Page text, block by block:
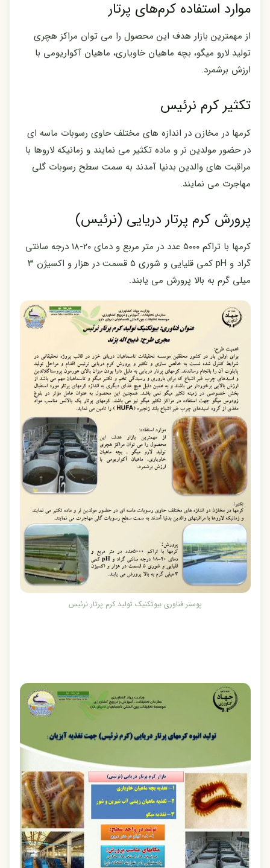
موارد استفاده کرم‌های پرتار
از مهمترین بازار هدف این محصول را می توان مراکز هچری
تولید لارو میگو، بچه ماهیان خاویاری، ماهیان آکواریومی با
ارزش برشمرد.
تکثیر کرم نرئیس
کرمها در مخازن در اندازه های مختلف حاوی رسوبات ماسه ای
در حضور مولدین نر و ماده تکثیر می نمایند و زمانیکه لاروها با
مراقبت های والدین بدنیا آمدند به سمت سطح رسوبات گلی
مهاجرت می نمایند.
پرورش کرم‌ پرتار دریایی (نرئیس)
کرمها با تراکم ۵۰۰۰ عدد در متر مربع و دمای ۲۰-۱۸ درجه سانتی
گراد و pH کمی قلیایی و شوری ۵ قسمت در هزار و اکسیژن ۳
میلی گرم به بالا پرورش می یابند.
پوستر فناوری بیوتکنیک تولید کرم پرتار نرئیس